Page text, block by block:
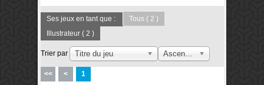
Ses jeux en tant que : Tous ( 2 )
Illustrateur ( 2 )
Trier par Titre du jeu
<< < 1